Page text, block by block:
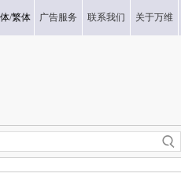
/繁体 广告服务 联系我们 关于万维